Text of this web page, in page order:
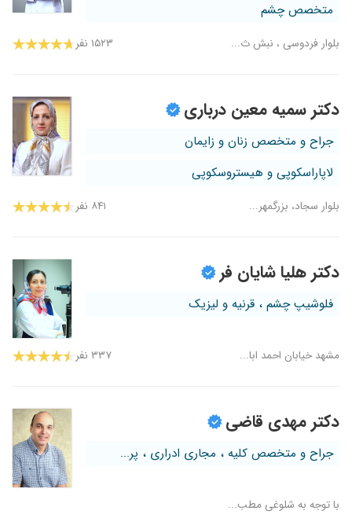
متخصص چشم
بلوار فردوسی ، نبش ث... ۱۵۲۳ نفر
دکتر سمیه معین درباری
جراح و متخصص زنان و زایمان
لاپاراسکوپی و هیستروسکوپی
بلوار سجاد، بزرگمهر... ۸۴۱ نفر
دکتر هلیا شایان فر
فلوشیپ چشم ، قرنیه و لیزیک
مشهد خیابان احمد ابا... ۳۳۷ نفر
دکتر مهدی قاضی
جراح و متخصص کلیه ، مجاری ادراری ، پر...
با توجه به شلوغی مطب...